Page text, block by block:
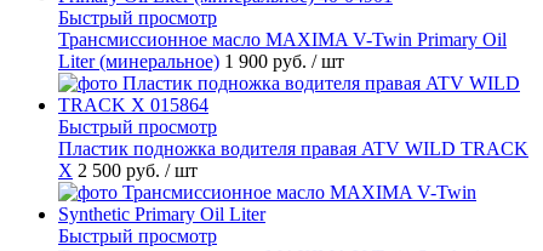
Быстрый просмотр
Трансмиссионное масло MAXIMA V-Twin Primary Oil
Liter (минеральное) 1 900 руб. / шт
Быстрый просмотр
Пластик подножка водителя правая ATV WILD TRACK
X 2 500 руб. / шт
Быстрый просмотр